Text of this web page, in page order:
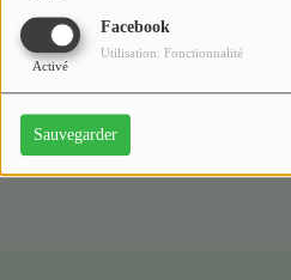
Facebook
Activé
Utilisation: Fonctionnalité
Sauvegarder